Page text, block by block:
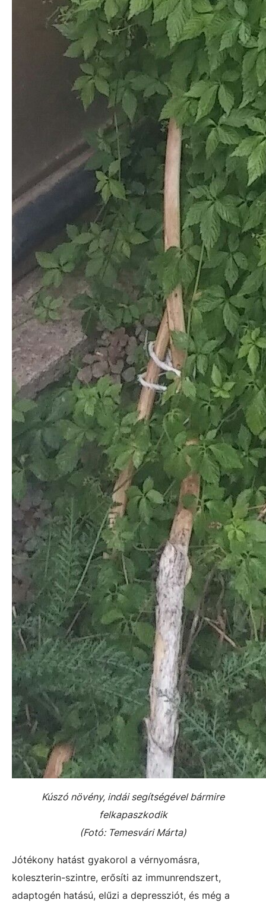
Kúszó növény, indái segítségével bármire
felkapaszkodik
(Fotó: Temesvári Márta)
Jótékony hatást gyakorol a vérnyomásra,
koleszterin-szintre, erősíti az immunrendszert,
adaptogén hatású, elűzi a depressziót, és még a